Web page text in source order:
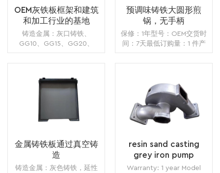
OEM灰铁板框架和建筑
和加工行业的基地
铸造金属：灰口铸铁、
GG10、GG15、GG20、
GG25、GG30铸造制造：树
脂砂铸件，真空铸造应用程
表面处理：退火、碳化、回
火、淬火、正火、回火和表
预调味铸铁大圆形煎
锅，无手柄
保修：1年型号：OEM交货时
间：7天最低订购量：1 件产
地：中国漳州运输方式：海
运、陆运、空运供应能力：
箱，气泡包装
阅读更多
金属铸铁板通过真空铸
造
铸造金属：灰色铸铁，延性
resin sand casting
grey iron pump
housing for food
Warranty: 1 year Model